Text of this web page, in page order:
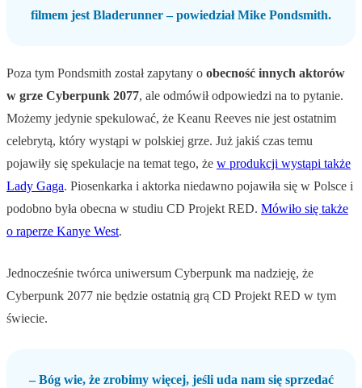
filmem jest Bladerunner – powiedział Mike Pondsmith.
Poza tym Pondsmith został zapytany o obecność innych aktorów
w grze Cyberpunk 2077, ale odmówił odpowiedzi na to pytanie.
Możemy jedynie spekulować, że Keanu Reeves nie jest ostatnim
celebrytą, który wystąpi w polskiej grze. Już jakiś czas temu
pojawiły się spekulacje na temat tego, że w produkcji wystąpi także
Lady Gaga. Piosenkarka i aktorka niedawno pojawiła się w Polsce i
podobno była obecna w studiu CD Projekt RED. Mówiło się także
o raperze Kanye West.
Jednocześnie twórca uniwersum Cyberpunk ma nadzieję, że
Cyberpunk 2077 nie będzie ostatnią grą CD Projekt RED w tym
świecie.
– Bóg wie, że zrobimy więcej, jeśli uda nam się sprzedać